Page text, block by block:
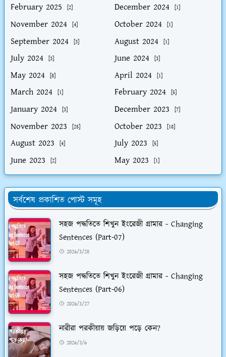
February 2025 [2] December 2024 [1]
November 2024 [4] October 2024 [1]
September 2024 [3] August 2024 [1]
July 2024 [3] June 2024 [3]
May 2024 [8] April 2024 [1]
March 2024 [1] February 2024 [5]
January 2024 [3] December 2023 [7]
November 2023 [25] October 2023 [18]
August 2023 [4] July 2023 [5]
June 2023 [2] May 2023 [1]
সর্বশেষ প্রকাশিত পোস্ট সমূহ
সহজ পদ্ধতিতে শিখুন ইংরেজী গ্রামার - Changing
Sentences (Part-07)
2026/3/28
সহজ পদ্ধতিতে শিখুন ইংরেজী গ্রামার - Changing
Sentences (Part-06)
2026/3/27
নারীরা পরকীয়ায় জড়িয়ে পড়ে কেন?
2026/3/6